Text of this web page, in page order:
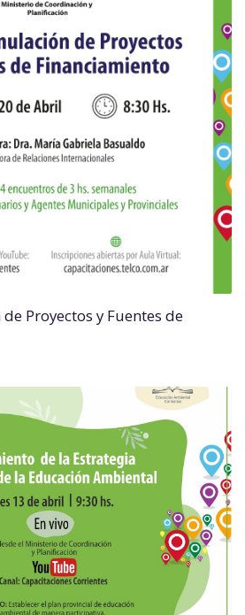
Proyectos y Fuentes de